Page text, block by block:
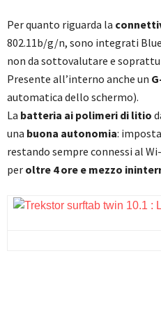
Per quanto riguarda la
802.11b/g/n, sono integrati
non da sottovalutare e
Presente all’interno anche un
automatica dello schermo).
La batteria ai polimeri di litio
una buona autonomia:
restando sempre connessi al
per oltre 4 ore e mezzo